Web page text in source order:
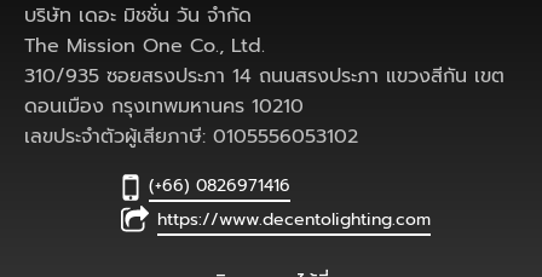
บริษัท เดอะ มิชชั่น วัน จำกัด
The Mission One Co., Ltd.
310/935 ซอยสรงประภา 14 ถนนสรงประภา แขวงสีกัน เขต
ดอนเมือง กรุงเทพมหานคร 10210
เลขประจำตัวผู้เสียภาษี: 0105556053102
(+66) 0826971416
https://www.decentolighting.com